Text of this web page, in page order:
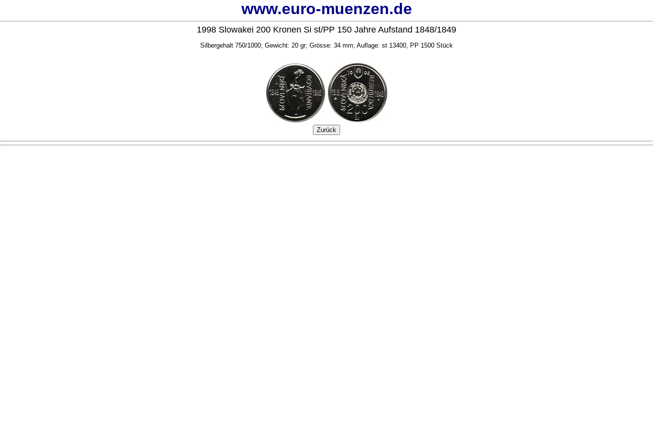
www.euro-muenzen.de
1998 Slowakei 200 Kronen Si st/PP 150 Jahre Aufstand 1848/1849
Silbergehalt 750/1000; Gewicht: 20 gr; Grösse: 34 mm; Auflage: st 13400, PP 1500 Stück